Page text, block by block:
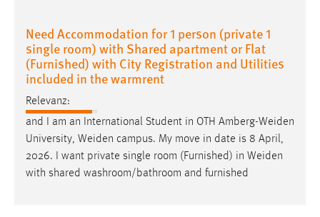
Need Accommodation for 1 person (private 1
single room) with Shared apartment or Flat
(Furnished) with City Registration and Utilities
included in the warmrent
Relevanz:
and I am an International Student in OTH Amberg-Weiden
University, Weiden campus. My move in date is 8 April,
2026. I want private single room (Furnished) in Weiden
with shared washroom/bathroom and furnished